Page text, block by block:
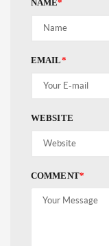
NAME*
EMAIL*
WEBSITE
COMMENT*